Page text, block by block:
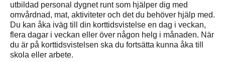
utbildad personal dygnet runt som hjälper dig med
omvårdnad, mat, aktiviteter och det du behöver hjälp med.
Du kan åka iväg till din korttidsvistelse en dag i veckan,
flera dagar i veckan eller över någon helg i månaden. När
du är på korttidsvistelsen ska du fortsätta kunna åka till
skola eller arbete.